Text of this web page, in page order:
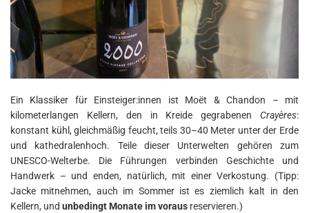
Ein Klassiker für Einsteiger:innen ist Moët & Chandon – mit
kilometerlangen Kellern, den in Kreide gegrabenen Crayères:
konstant kühl, gleichmäßig feucht, teils 30–40 Meter unter der Erde
und kathedralenhoch. Teile dieser Unterwelten gehören zum
UNESCO-Welterbe. Die Führungen verbinden Geschichte und
Handwerk – und enden, natürlich, mit einer Verkostung. (Tipp:
Jacke mitnehmen, auch im Sommer ist es ziemlich kalt in den
Kellern, und unbedingt Monate im voraus reservieren.)